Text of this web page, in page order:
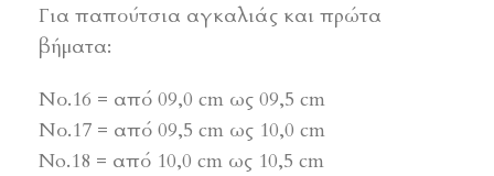
Για παπούτσια αγκαλιάς και πρώτα
βήματα:
Νο.16 = από 09,0 cm ως 09,5 cm
Νο.17 = από 09,5 cm ως 10,0 cm
No.18 = από 10,0 cm ως 10,5 cm